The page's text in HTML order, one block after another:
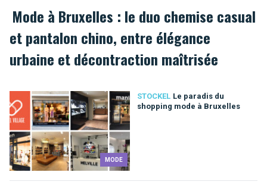
Mode à Bruxelles : le duo chemise casual
et pantalon chino, entre élégance
urbaine et décontraction maîtrisée
MODE
STOCKEL Le paradis du
shopping mode à Bruxelles